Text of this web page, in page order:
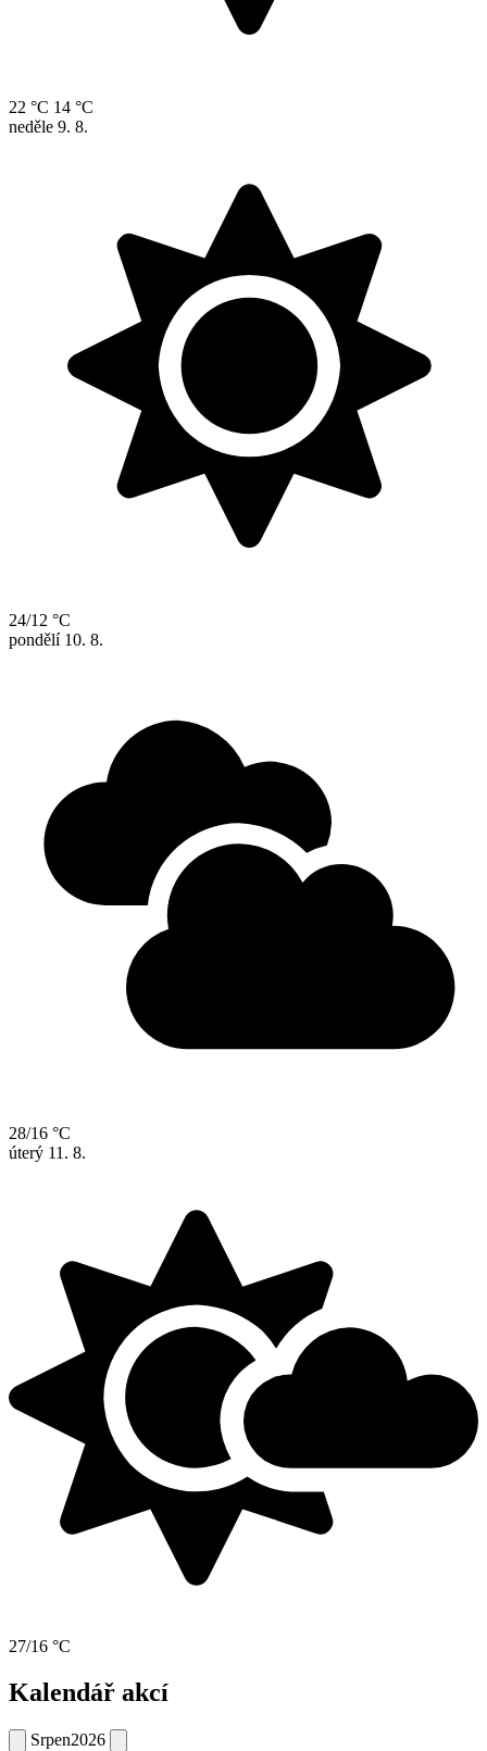
22 °C 14 °C
neděle 9. 8.
24/12 °C
pondělí 10. 8.
28/16 °C
úterý 11. 8.
27/16 °C
Kalendář akcí
Srpen2026